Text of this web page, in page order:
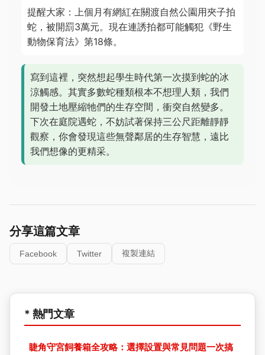
提醒大家：上個月有網紅在關渡自然公園用夾子拍
蛇，被開罰3萬元。現在連誘拍都可能觸犯《野生
動物保育法》第18條。
寫到這裡，突然想起學生時代第一次摸到蛇的冰
涼觸感。其實多數蛇種類根本不想理人類，我們
開發土地壓縮牠們的生存空間，衝突自然變多。
下次在庭院遇蛇，不妨試著保持三公尺距離靜靜
觀察，你會發現這些無聲鄰居的生存智慧，遠比
我們想像的更精采。
分享這篇文章
Facebook Twitter 複製連結
* 熱門文章
睫角守宮飼養箱全攻略：選擇設置與常見問題一次搞